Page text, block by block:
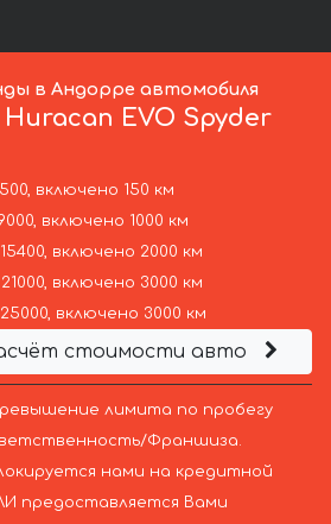
в Андорре автомобиля
Huracan EVO Spyder
включено 150 км
включено 1000 км
включено 2000 км
включено 3000 км
включено 3000 км
стоимости авто
лимита по пробегу
Франшиза.
нами на кредитной
предоставляется Вами